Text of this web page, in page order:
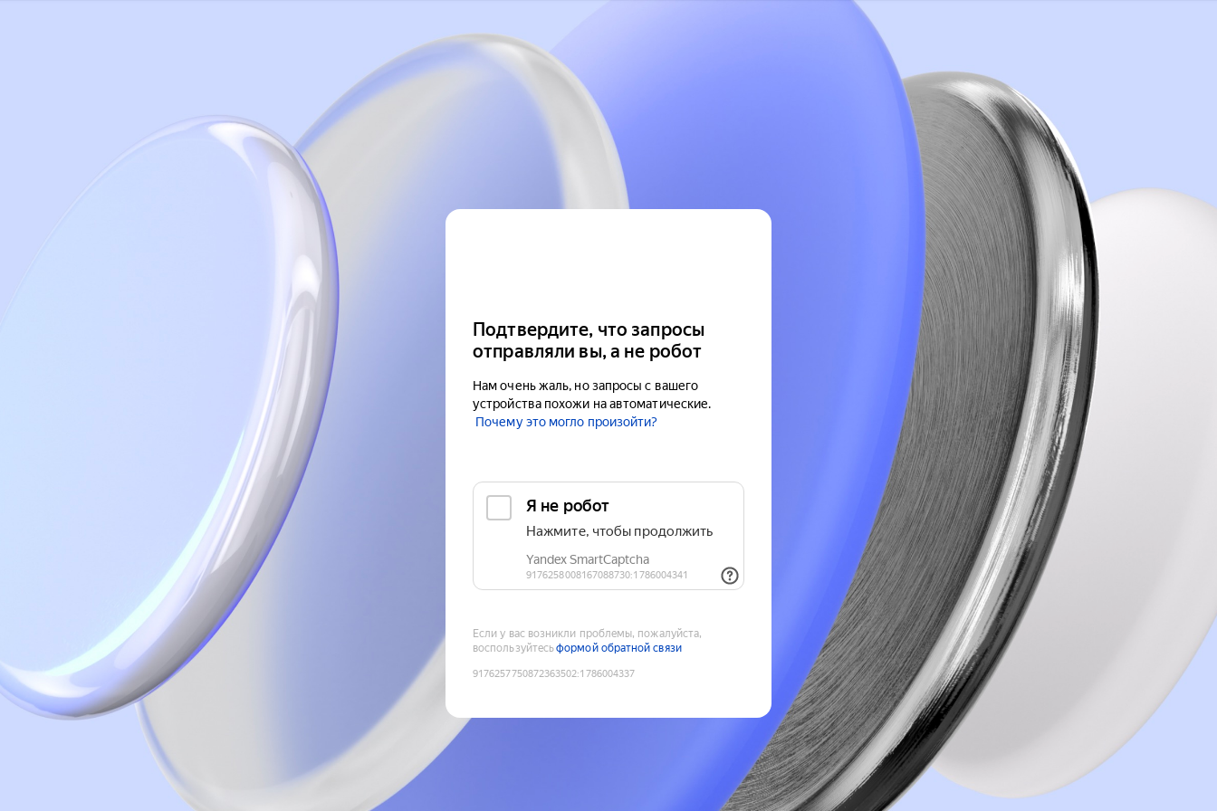
Подтвердите, что запросы
отправляли вы, а не робот
Нам очень жаль, но запросы с вашего
устройства похожи на автоматические.
Почему это могло произойти?
Если у вас возникли проблемы, пожалуйста,
воспользуйтесьформой обратной связи
9176257750872363502:1786004337